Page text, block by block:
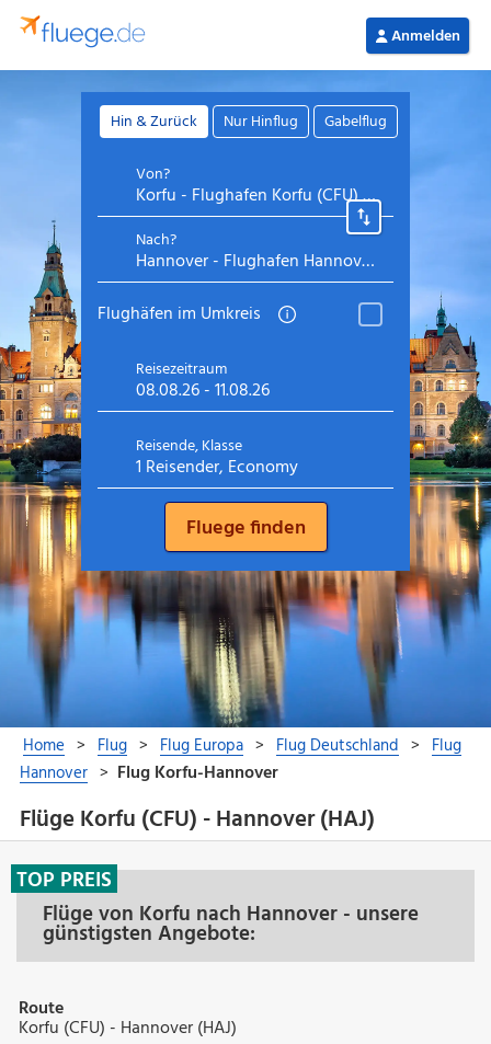
Flüge Korfu (CFU) - Hannover (HAJ)
Flüge von Korfu nach Hannover - unsere
günstigsten Angebote:
TOP PREIS
Route
Korfu (CFU) - Hannover (HAJ)